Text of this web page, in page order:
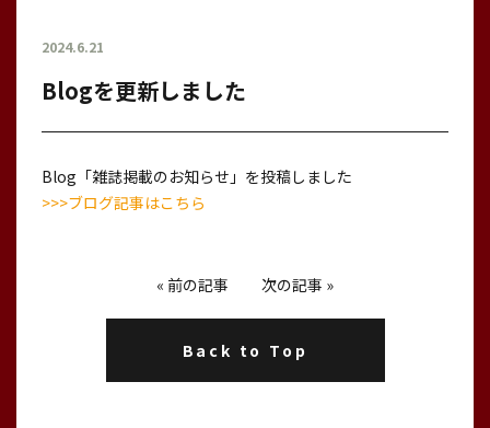
2024.6.21
Blogを更新しました
Blog「雑誌掲載のお知らせ」を投稿しました
>>>ブログ記事はこちら
« 前の記事 次の記事 »
Back to Top